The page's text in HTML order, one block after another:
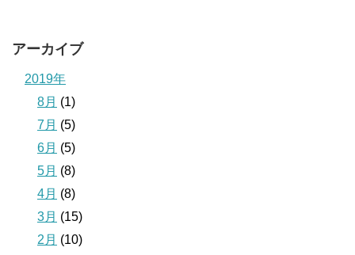
アーカイブ
2019年
8月 (1)
7月 (5)
6月 (5)
5月 (8)
4月 (8)
3月 (15)
2月 (10)